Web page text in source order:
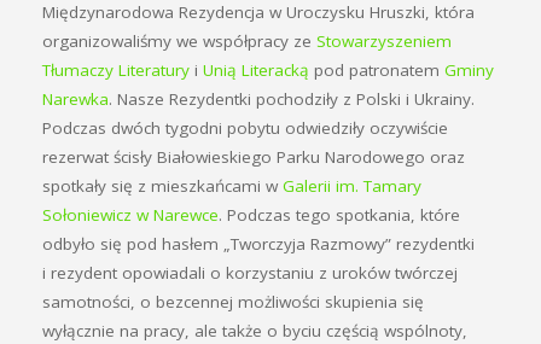
Międzynarodowa Rezydencja w Uroczysku Hruszki, która
organizowaliśmy we współpracy ze Stowarzyszeniem
Tłumaczy Literaturyi Unią Literacką pod patronatem Gminy
Narewka. Nasze Rezydentki pochodziły z Polski i Ukrainy.
Podczas dwóch tygodni pobytu odwiedziły oczywiście
rezerwat ścisły Białowieskiego Parku Narodowego oraz
spotkały się z mieszkańcami w Galerii im. Tamary
Sołoniewicz w Narewce. Podczas tego spotkania, które
odbyło się pod hasłem „Tworczyja Razmowy” rezydentki
i rezydent opowiadali o korzystaniu z uroków twórczej
samotności, o bezcennej możliwości skupienia się
wyłącznie na pracy, ale także o byciu częścią wspólnoty,